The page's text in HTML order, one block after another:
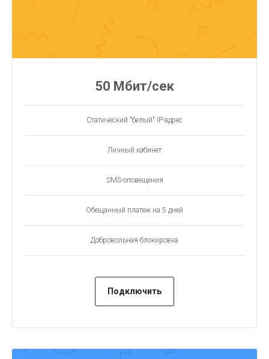
50 Мбит/сек
Статический "белый" IP-адрес
Личный кабинет
SMS-оповещения
Обещанный платеж на 5 дней
Добровольная блокировка
Подключить